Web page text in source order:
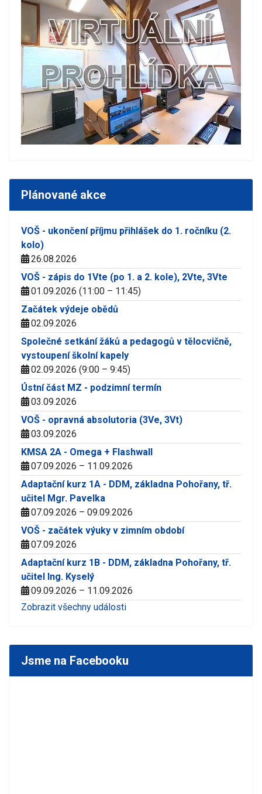
Plánované akce
VOŠ - ukončení příjmu přihlášek do 1. ročníku (2.
kolo)
26.08.2026
VOŠ - zápis do 1Vte (po 1. a 2. kole), 2Vte, 3Vte
01.09.2026 (11:00 – 11:45)
Začátek výdeje obědů
02.09.2026
Společné setkání žáků a pedagogů v tělocvičně,
vystoupení školní kapely
02.09.2026 (9:00 – 9:45)
Ústní část MZ - podzimní termín
03.09.2026
VOŠ - opravná absolutoria (3Ve, 3Vt)
03.09.2026
KMSA 2A - Omega + Flashwall
07.09.2026 – 11.09.2026
Adaptační kurz 1A - DDM, základna Pohořany, tř.
učitel Mgr. Pavelka
07.09.2026 – 09.09.2026
VOŠ - začátek výuky v zimním období
07.09.2026
Adaptační kurz 1B - DDM, základna Pohořany, tř.
učitel Ing. Kyselý
09.09.2026 – 11.09.2026
Zobrazit všechny události
Jsme na Facebooku